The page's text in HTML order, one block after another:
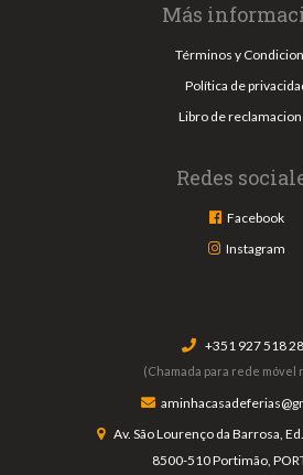
Más
Términos y
Política de
Libro de
Redes
Facebook
Instagram
+351 927 518
(Chamada para rede móvel
Av. São Lourenço da Barrosa,
8500-510 Portimão,